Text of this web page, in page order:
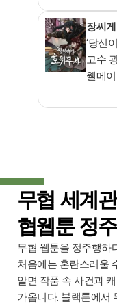
장씨
‘당신
고수
웰메
무협 세계
협웹툰 정
무협 웹툰을 정주행하
처음에는 혼란스러울
알면 작품 속 사건과
가옵니다. 블랙툰에서